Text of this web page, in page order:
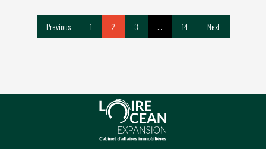
Previous 1 2 3 … 14 Next